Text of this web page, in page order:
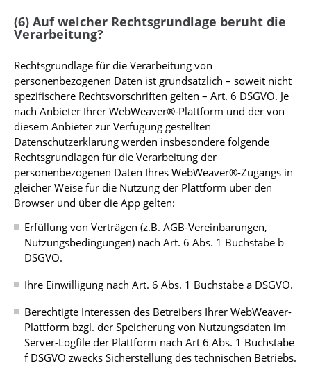
(6) Auf welcher Rechtsgrundlage beruht die
Verarbeitung?
Rechtsgrundlage für die Verarbeitung von
personenbezogenen Daten ist grundsätzlich – soweit nicht
spezifischere Rechtsvorschriften gelten – Art. 6 DSGVO. Je
nach Anbieter Ihrer WebWeaver®-Plattform und der von
diesem Anbieter zur Verfügung gestellten
Datenschutzerklärung werden insbesondere folgende
Rechtsgrundlagen für die Verarbeitung der
personenbezogenen Daten Ihres WebWeaver®-Zugangs in
gleicher Weise für die Nutzung der Plattform über den
Browser und über die App gelten:
Erfüllung von Verträgen (z.B. AGB-Vereinbarungen,
Nutzungsbedingungen) nach Art. 6 Abs. 1 Buchstabe b
DSGVO.
Ihre Einwilligung nach Art. 6 Abs. 1 Buchstabe a DSGVO.
Berechtigte Interessen des Betreibers Ihrer WebWeaver-
Plattform bzgl. der Speicherung von Nutzungsdaten im
Server-Logfile der Plattform nach Art 6 Abs. 1 Buchstabe
f DSGVO zwecks Sicherstellung des technischen Betriebs.